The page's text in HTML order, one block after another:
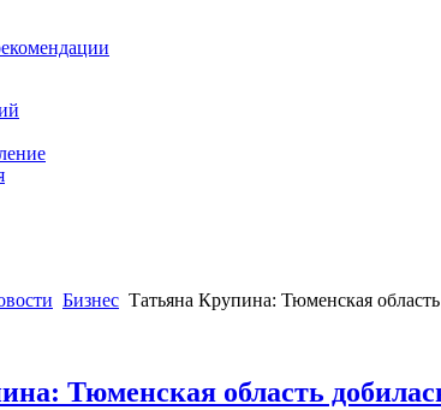
Бизнес Татьяна Крупина: Тюменская
Тюменская область